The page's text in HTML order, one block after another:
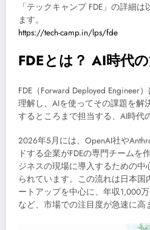
「テックキャンプ FDE」の詳細
ます。
https://tech-camp.in/lps/fde
FDEとは？ AI時代
FDE（Forward Deployed Engineer
理解し、AIを使ってその課題を解
するところまで担当する、AI時代
2026年5月には、OpenAI社や
ドする企業がFDEの専門チームを
ジネスの現場に導入するための中
られています。この流れは日本国
ートアップを中心に、年収1,000
など、市場での注目度が急速に高